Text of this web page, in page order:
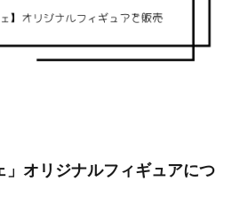
」オリジナルフィギュアにつ